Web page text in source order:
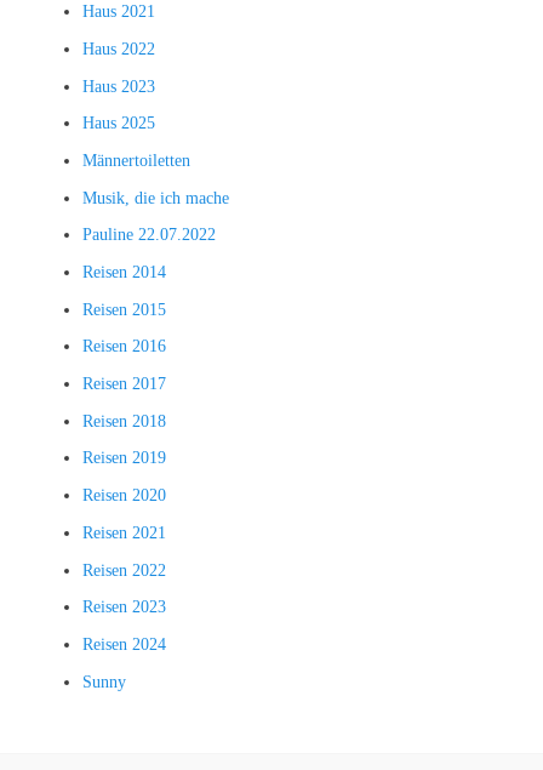
Haus 2021
Haus 2022
Haus 2023
Haus 2025
Männertoiletten
Musik, die ich mache
Pauline 22.07.2022
Reisen 2014
Reisen 2015
Reisen 2016
Reisen 2017
Reisen 2018
Reisen 2019
Reisen 2020
Reisen 2021
Reisen 2022
Reisen 2023
Reisen 2024
Sunny